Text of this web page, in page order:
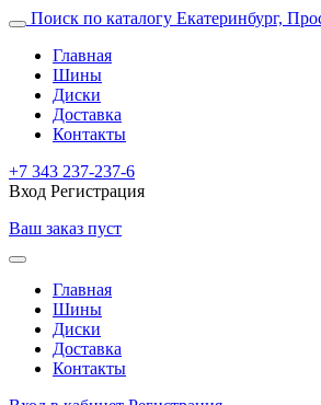
Поиск по каталогу Екатеринбург,
Главная
Шины
Диски
Доставка
Контакты
+7 343 237-237-6
Вход Регистрация
Ваш заказ пуст
Главная
Шины
Диски
Доставка
Контакты